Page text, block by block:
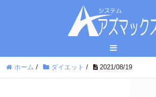
ホーム / ダイエット / 2021/08/19